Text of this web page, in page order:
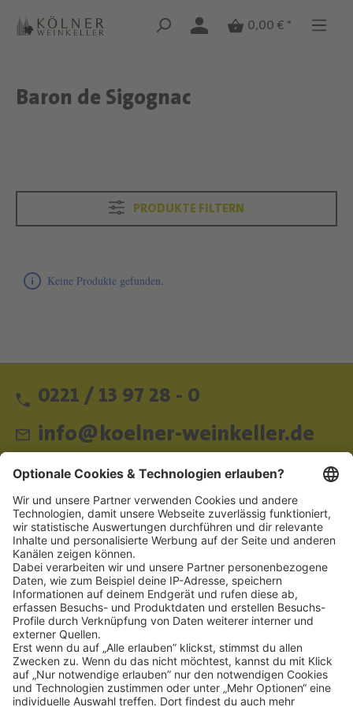
Zum Hauptinhalt springen
Zum Hauptinhalt springen
0,00 € *
Text überspringen
Baron de Sigognac
Text überspringen
PRODUKTE FILTERN
Keine Produkte gefunden.
0221 / 13 97 28 - 0
info@koelner-weinkeller.de
Schnellzugriff
ZAHLUNGSMETHODEN
SOCIAL
NEWSLETTER
BESUCHEN SIE UNS